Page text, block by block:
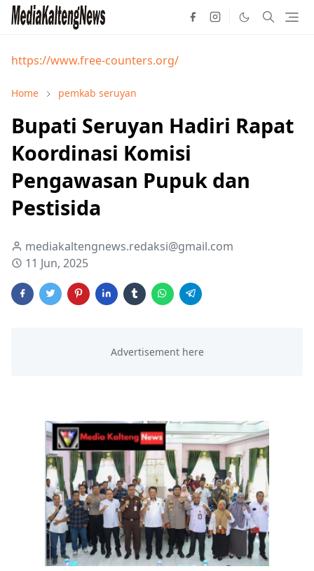
https://www.free-counters.org/
Home pemkab seruyan
Bupati Seruyan Hadiri Rapat
Koordinasi Komisi
Pengawasan Pupuk dan
Pestisida
mediakaltengnews.redaksi@gmail.com
11 Jun, 2025